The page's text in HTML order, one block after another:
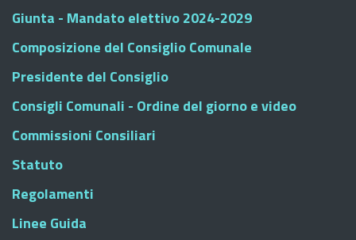
Giunta - Mandato elettivo 2024-2029
Composizione del Consiglio Comunale
Presidente del Consiglio
Consigli Comunali - Ordine del giorno e video
Commissioni Consiliari
Statuto
Regolamenti
Linee Guida